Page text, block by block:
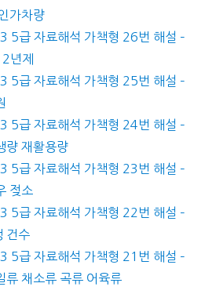
가차량
5급 자료해석 가책형 26번 해설 –
년제
5급 자료해석 가책형 25번 해설 –
5급 자료해석 가책형 24번 해설 –
량 재활용량
5급 자료해석 가책형 23번 해설 –
젖소
5급 자료해석 가책형 22번 해설 –
건수
5급 자료해석 가책형 21번 해설 –
류 채소류 곡류 어육류